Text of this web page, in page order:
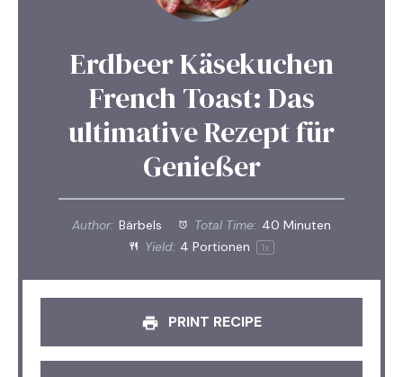
Erdbeer Käsekuchen
French Toast: Das
ultimative Rezept für
Genießer
Author: Bärbels Total Time: 40 Minuten
Yield: 4 Portionen 1x
PRINT RECIPE